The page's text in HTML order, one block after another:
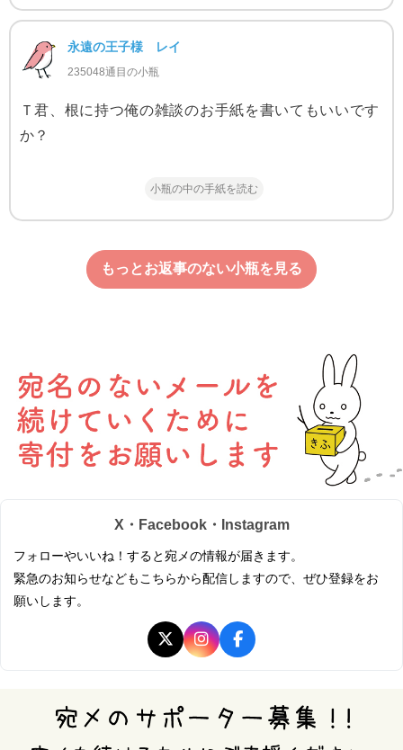
永遠の王子様 レイ
235048通目の小瓶
Ｔ君、根に持つ俺の雑談のお手紙を書いてもいいです
か？
小瓶の中の手紙を読む
もっとお返事のない小瓶を見る
X・Facebook・Instagram
フォローやいいね！すると宛メの情報が届きます。
緊急のお知らせなどもこちらから配信しますので、ぜひ登録をお
願いします。